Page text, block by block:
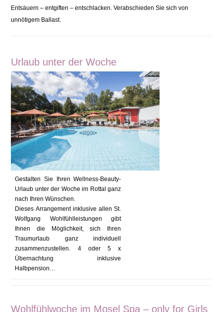
Entsäuern – entgiften – entschlacken. Verabschieden Sie sich von
unnötigem Ballast.
Urlaub unter der Woche
Gestalten Sie Ihren Wellness-Beauty-
Urlaub unter der Woche im Rottal ganz
nach Ihren Wünschen.
Dieses Arrangement inklusive allen St.
Wolfgang Wohlfühlleistungen gibt
Ihnen die Möglichkeit, sich Ihren
Traumurlaub ganz individuell
zusammenzustellen. 4 oder 5 x
Übernachtung inklusive
Halbpension…
Wohlfühlwoche im Mosel Spa – only for Girls